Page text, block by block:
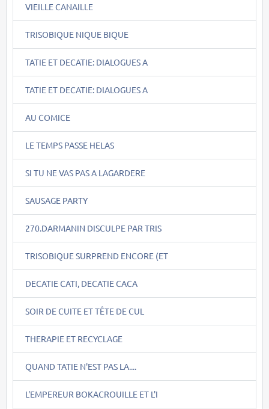
VIEILLE CANAILLE
TRISOBIQUE NIQUE BIQUE
TATIE ET DECATIE: DIALOGUES A
TATIE ET DECATIE: DIALOGUES A
AU COMICE
LE TEMPS PASSE HELAS
SI TU NE VAS PAS A LAGARDERE
SAUSAGE PARTY
270.DARMANIN DISCULPE PAR TRIS
TRISOBIQUE SURPREND ENCORE (ET
DECATIE CATI, DECATIE CACA
SOIR DE CUITE ET TÊTE DE CUL
THERAPIE ET RECYCLAGE
QUAND TATIE N'EST PAS LA....
L'EMPEREUR BOKACROUILLE ET L'I